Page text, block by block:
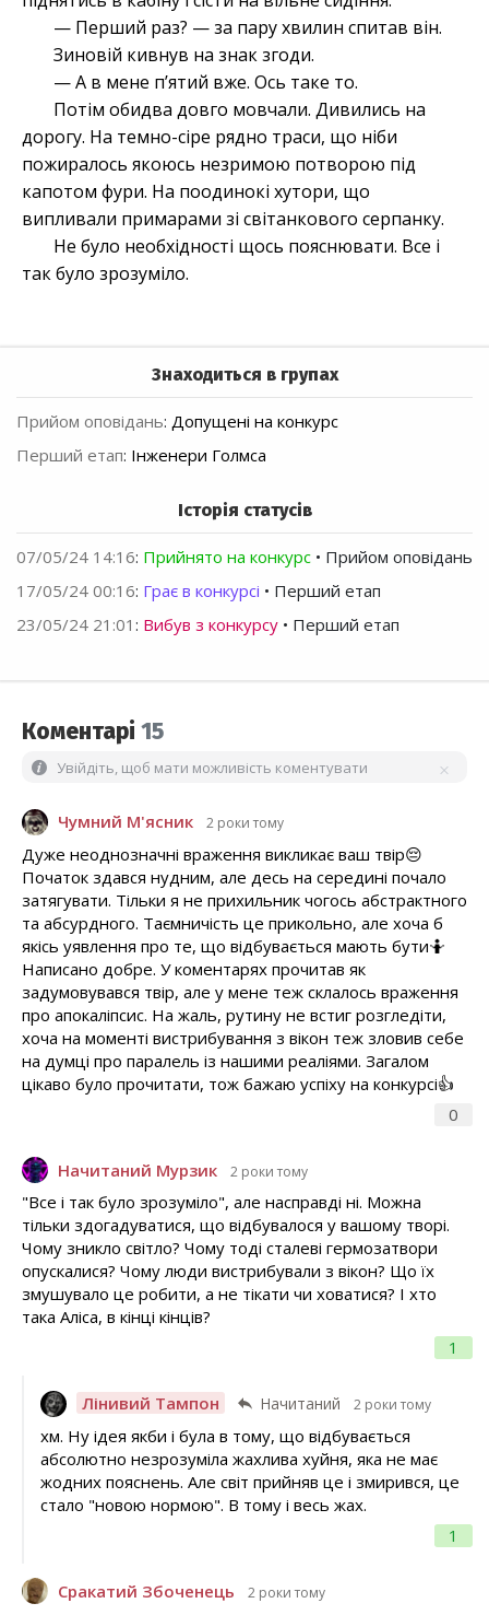
— Перший раз? — за пару хвилин спитав він.
Зиновій кивнув на знак згоди.
— А в мене п’ятий вже. Ось таке то.
Потім обидва довго мовчали. Дивились на
дорогу. На темно-сіре рядно траси, що ніби
пожиралось якоюсь незримою потворою під
капотом фури. На поодинокі хутори, що
випливали примарами зі світанкового серпанку.
Не було необхідності щось пояснювати. Все і
так було зрозуміло.
Знаходиться в групах
Прийом оповідань: Допущені на конкурс
Перший етап: Інженери Голмса
Історія статусів
07/05/24 14:16: Прийнято на конкурс • Прийом оповідань
17/05/24 00:16: Грає в конкурсі • Перший етап
23/05/24 21:01 : Вибув з конкурсу • Перший етап
Коментарі 15
Увійдіть, щоб мати можливість коментувати
Чумний М'ясник 2 роки тому
0
Дуже неоднозначні враження викликає ваш твір😔
Початок здався нудним, але десь на середині почало
затягувати. Тільки я не прихильник чогось абстрактного
та абсурдного. Таємничість це прикольно, але хоча б
якісь уявлення про те, що відбувається мають бути🤷
Написано добре. У коментарях прочитав як
задумовувався твір, але у мене теж склалось враження
про апокаліпсис. На жаль, рутину не встиг розгледіти,
хоча на моменті вистрибування з вікон теж зловив себе
на думці про паралель із нашими реаліями. Загалом
цікаво було прочитати, тож бажаю успіху на конкурсі👍
Начитаний Мурзик 2 роки тому
1
"Все і так було зрозуміло", але насправді ні. Можна
тільки здогадуватися, що відбувалося у вашому творі.
Чому зникло світло? Чому тоді сталеві гермозатвори
опускалися? Чому люди вистрибували з вікон? Що їх
змушувало це робити, а не тікати чи ховатися? І хто
така Аліса, в кінці кінців?
Лінивий Тампон Начитаний 2 роки тому
1
хм. Ну ідея якби і була в тому, що відбувається
абсолютно незрозуміла жахлива хуйня, яка не має
жодних пояснень. Але світ прийняв це і змирився, це
стало "новою нормою". В тому і весь жах.
Сракатий Збоченець 2 роки тому